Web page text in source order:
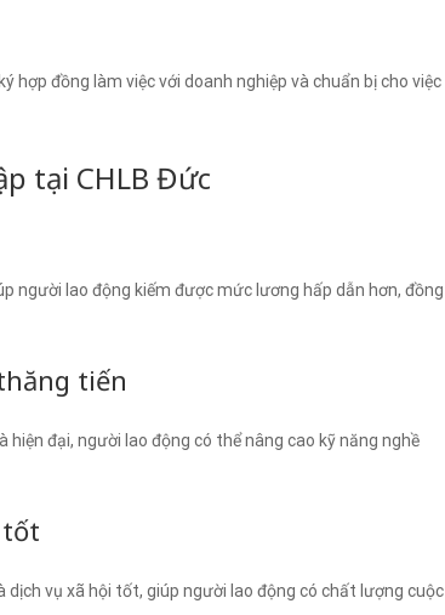
hợp đồng làm việc với doanh nghiệp và chuẩn bị cho việc
tại CHLB Đức
người lao động kiếm được mức lương hấp dẫn hơn, đồng
tiến
đại, người lao động có thể nâng cao kỹ năng nghề
tốt
vụ xã hội tốt, giúp người lao động có chất lượng cuộc